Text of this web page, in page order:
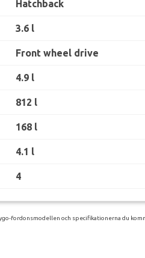
Hatchback
3.6 l
Front wheel drive
4.9 l
812 l
168 l
4.1 l
4
fordonsmodellen och specifikationerna du